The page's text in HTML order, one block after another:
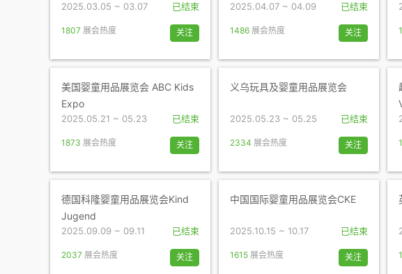
2025.03.05 ~ 03.07 已结束
1807 展会热度 关注
2025.04.07 ~ 04.09 已结束
1486 展会热度 关注
美国婴童用品展览会 ABC Kids
Expo
2025.05.21 ~ 05.23 已结束
1873 展会热度 关注
义乌玩具及婴童用品展览会
2025.05.23 ~ 05.25 已结束
2334 展会热度 关注
德国科隆婴童用品展览会Kind
Jugend
2025.09.09 ~ 09.11 已结束
2037 展会热度 关注
中国国际婴童用品展览会CKE
2025.10.15 ~ 10.17 已结束
1615 展会热度 关注